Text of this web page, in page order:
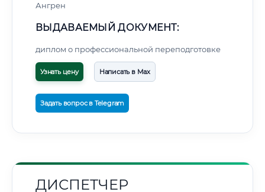
Ангрен
ВЫДАВАЕМЫЙ ДОКУМЕНТ:
диплом о профессиональной переподготовке
Узнать цену Написать в Max
Задать вопрос в Telegram
ДИСПЕТЧЕР